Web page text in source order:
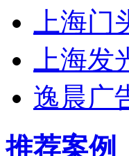
上海
上海
逸晨广
推荐案例